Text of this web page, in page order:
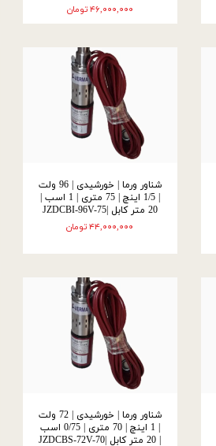
۴۶,۰۰۰,۰۰۰ تومان
شناور ورما | خورشیدی | 96 ولت
| 1/5 اینچ | 75 متری | 1 اسب |
20 متر کابل |JZDCBI-96V-75
۴۴,۰۰۰,۰۰۰ تومان
شناور ورما | خورشیدی | 72 ولت
| 1 اینچ | 70 متری | 0/75 اسب